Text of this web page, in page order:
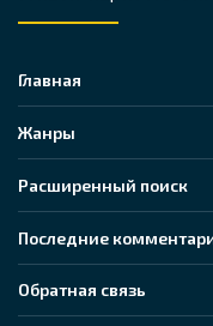
Главная
Жанры
Расширенный поиск
Последние
Обратная связь